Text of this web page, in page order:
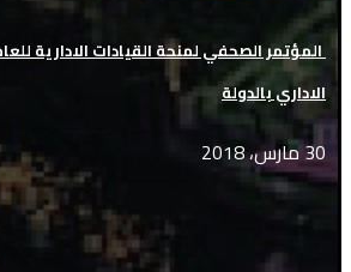
المؤتمر الصحفي لمنحة القيادات الادارية
الاداري بالدولة
30 مارس، 2018